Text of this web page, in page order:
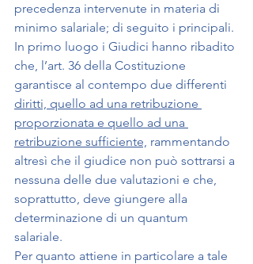
precedenza intervenute in materia di
minimo salariale; di seguito i principali.
In primo luogo i Giudici hanno ribadito
che, l’art. 36 della Costituzione
garantisce al contempo due differenti
diritti, quello ad una retribuzione
proporzionata e quello ad una
retribuzione sufficiente, rammentando
altresì che il giudice non può sottrarsi a
nessuna delle due valutazioni e che,
soprattutto, deve giungere alla
determinazione di un quantum
salariale.
Per quanto attiene in particolare a tale